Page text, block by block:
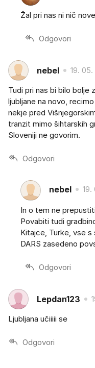
Žal pri nas ni nič
Odgovori
nebel 19. 05.
Tudi pri nas bi bilo bolje
ljubljane na novo,
nekje pred
tranzit mimo šihtarskih
Sloveniji ne govorim.
Odgovori
nebel 19.
In o tem ne
Povabiti tudi
Kitajce, Turke, vse s
DARS zasedeno
Odgovori
Lepdan123
Ljubljana učiiiii se
Odgovori